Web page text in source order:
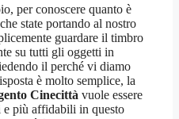
per conoscere quanto è
state portando al nostro
guardare il timbro
su tutti gli oggetti in
il perché vi diamo
è molto semplice, la
Cinecittà vuole essere
e più affidabili in questo